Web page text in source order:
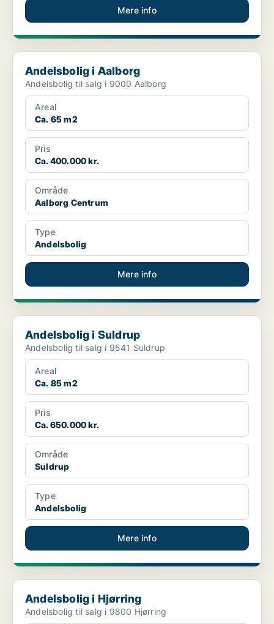
Mere info
Andelsbolig i Aalborg
Andelsbolig i Aalborg
Andelsbolig til salg i 9000 Aalborg
Areal
Ca. 65 m2
Pris
Ca. 400.000 kr.
Område
Aalborg Centrum
Type
Andelsbolig
Mere info
Andelsbolig i Suldrup
Andelsbolig i Suldrup
Andelsbolig til salg i 9541 Suldrup
Areal
Ca. 85 m2
Pris
Ca. 650.000 kr.
Område
Suldrup
Type
Andelsbolig
Mere info
Andelsbolig i Hjørring
Andelsbolig i Hjørring
Andelsbolig til salg i 9800 Hjørring